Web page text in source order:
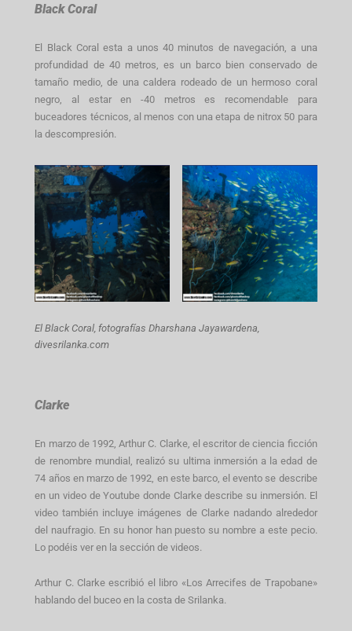
Black Coral
El Black Coral esta a unos 40 minutos de navegación, a una
profundidad de 40 metros, es un barco bien conservado de
tamaño medio, de una caldera rodeado de un hermoso coral
negro, al estar en -40 metros es recomendable para
buceadores técnicos, al menos con una etapa de nitrox 50 para
la descompresión.
El Black Coral, fotografías Dharshana Jayawardena,
divesrilanka.com
Clarke
En marzo de 1992, Arthur C. Clarke, el escritor de ciencia ficción
de renombre mundial, realizó su ultima inmersión a la edad de
74 años en marzo de 1992, en este barco, el evento se describe
en un video de Youtube donde Clarke describe su inmersión. El
video también incluye imágenes de Clarke nadando alrededor
del naufragio. En su honor han puesto su nombre a este pecio.
Lo podéis ver en la sección de videos.
Arthur C. Clarke escribió el libro «Los Arrecifes de Trapobane»
hablando del buceo en la costa de Srilanka.